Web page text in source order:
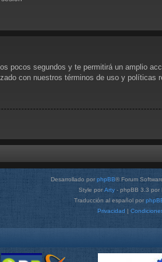
pocos segundos y te permitirá un amplio
con nuestros términos de uso y
Desarrollado por phpBB® Forum
Style por Arty - phpBB 3.3 por
Traducción al español por
Privacidad |